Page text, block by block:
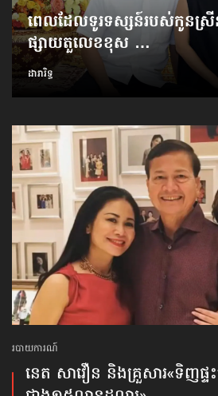
ពេលដែលទូរទស្សន៍​របស់កូនស្រី​ន
ផ្សាយតួលេខខុស …
ដារារិទ្ធ
របាយការណ៍
នេត សាវឿន និង​គ្រួសារ​«ទិញ​ផ្ទ